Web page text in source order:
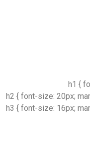
h1 {
h2 { font-size: 20px;
h3 { font-size: 16px;